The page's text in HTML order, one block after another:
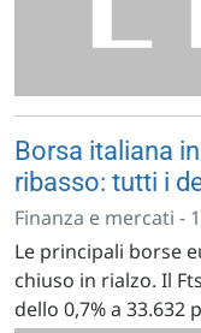
Borsa italiana
ribasso: tutti i
Finanza e mercati -
Le principali borse
chiuso in rialzo. Il
dello 0,7% a 33.632